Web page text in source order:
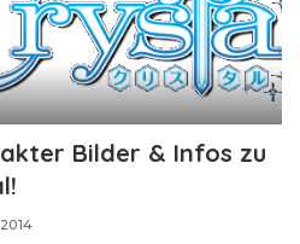
Bilder & Infos zu